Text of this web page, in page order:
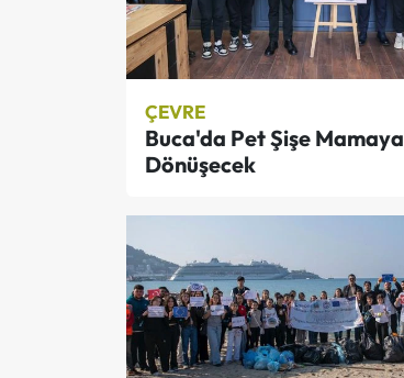
ÇEVRE
Buca'da Pet Şişe Mamaya
Dönüşecek